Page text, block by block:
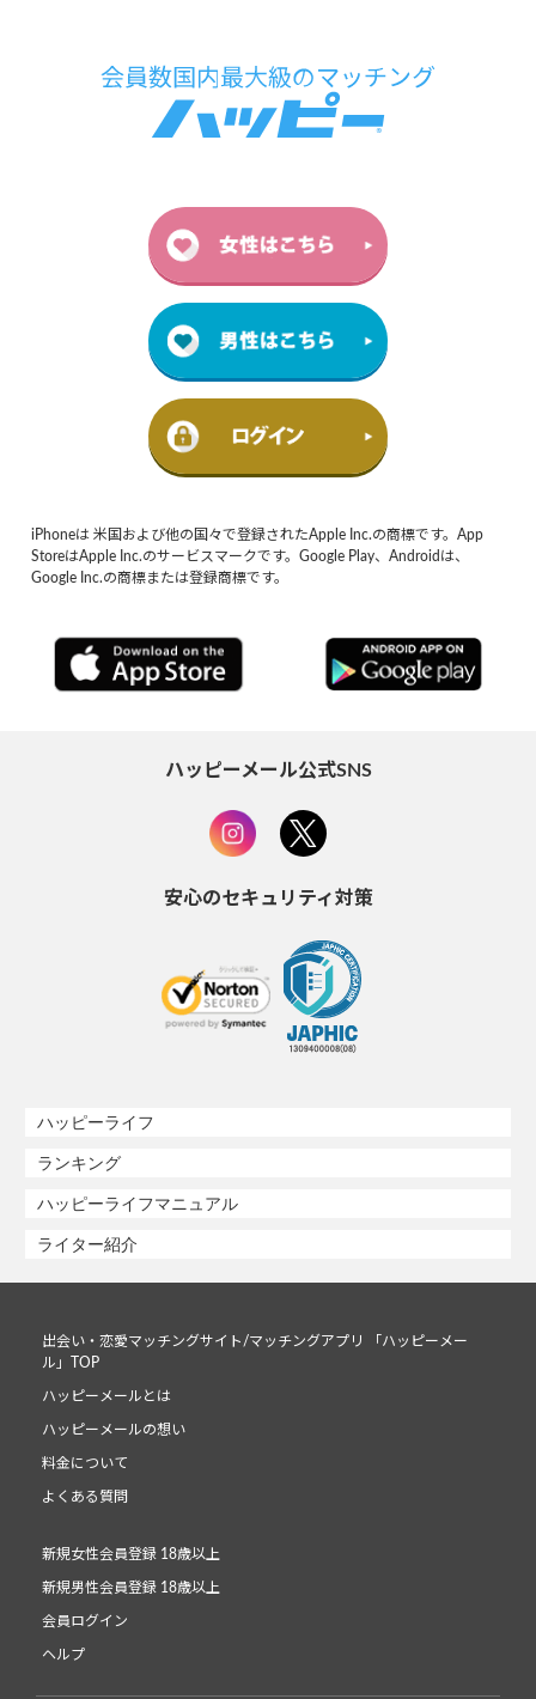
iPhoneは 米国および他の国々で登録されたApple Inc.の商標です。App
StoreはApple Inc.のサービスマークです。Google Play、Androidは、
Google Inc.の商標または登録商標です。
ハッピーメール公式SNS
安心のセキュリティ対策
ハッピーライフ
ランキング
ハッピーライフマニュアル
ライター紹介
出会い・恋愛マッチングサイト/マッチングアプリ 「ハッピーメー
ル」TOP
ハッピーメールとは
ハッピーメールの想い
料金について
よくある質問
新規女性会員登録 18歳以上
新規男性会員登録 18歳以上
会員ログイン
ヘルプ